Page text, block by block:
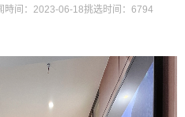
時间：2023-06-18挑选时间：6794